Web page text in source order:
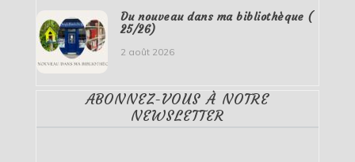
Du nouveau dans ma bibliothèque (
25/26)
2 août 2026
ABONNEZ-VOUS À NOTRE
NEWSLETTER